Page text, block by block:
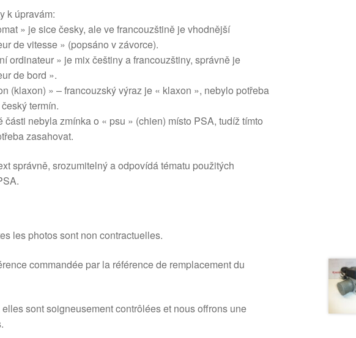
k úpravám:
» je sice česky, ale ve francouzštině je vhodnější
de vitesse » (popsáno v závorce).
ordinateur » je mix češtiny a francouzštiny, správně je
de bord ».
(klaxon) » – francouzský výraz je « klaxon », nebylo potřeba
termín.
části nebyla zmínka o « psu » (chien) místo PSA, tudíž tímto
zasahovat.
správně, srozumitelný a odpovídá tématu použitých
les photos sont non contractuelles.
commandée par la référence de remplacement du
sont soigneusement contrôlées et nous offrons une